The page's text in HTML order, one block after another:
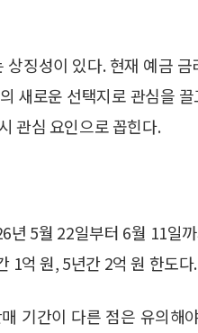
징성이 있다. 현재 예금
새로운 선택지로 관심을
관심 요인으로 꼽힌다.
년 5월 22일부터 6월 11일
1억 원, 5년간 2억 원 한도다.
기간이 다른 점은 유의해